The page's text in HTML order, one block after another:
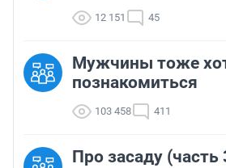
12 151 45
Мужчины тоже
познакомиться
103 458 411
Про засаду (часть